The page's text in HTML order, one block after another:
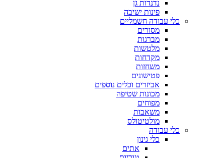
נדנדות גן
פינות ישיבה
כלי עבודה חשמליים
מסורים
מברגות
מלטשות
מקדחות
משחזות
פטישונים
אביזרים וכלים נוספים
מכונות שטיפה
מפוחים
משאבות
מולטיטולס
כלי עבודה
כלי גינון
אתים